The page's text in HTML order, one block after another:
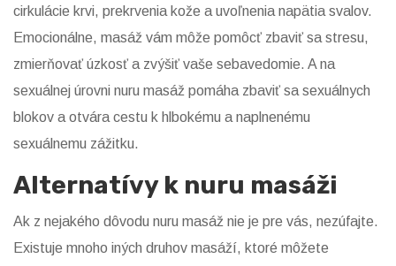
cirkulácie krvi, prekrvenia kože a uvoľnenia napätia svalov.
Emocionálne, masáž vám môže pomôcť zbaviť sa stresu,
zmierňovať úzkosť a zvýšiť vaše sebavedomie. A na
sexuálnej úrovni nuru masáž pomáha zbaviť sa sexuálnych
blokov a otvára cestu k hlbokému a naplnenému
sexuálnemu zážitku.
Alternatívy k nuru masáži
Ak z nejakého dôvodu nuru masáž nie je pre vás, nezúfajte.
Existuje mnoho iných druhov masáží, ktoré môžete